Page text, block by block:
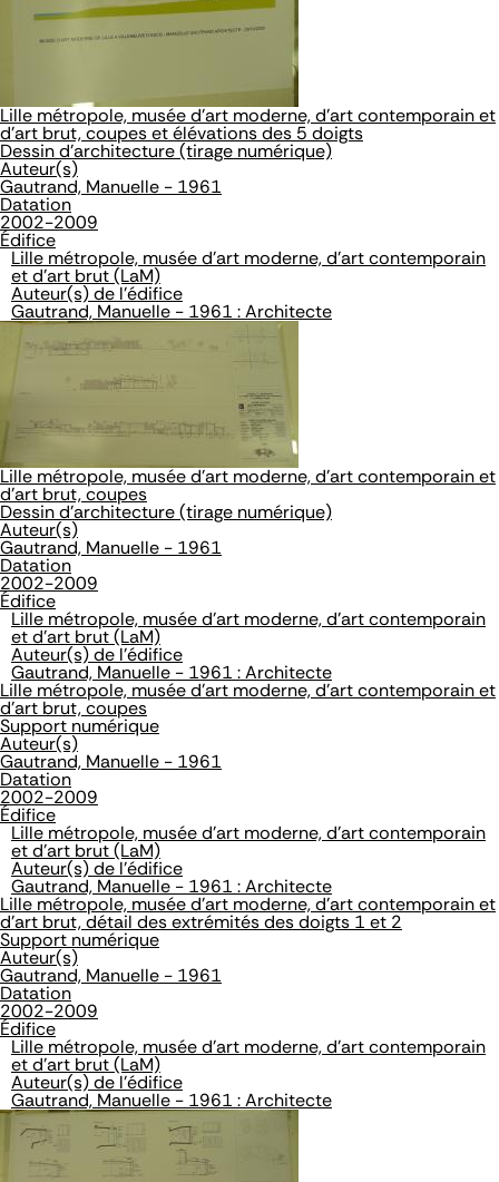
Lille métropole, musée d'art moderne, d'art contemporain et
d'art brut, coupes et élévations des 5 doigts
Dessin d'architecture (tirage numérique)
Auteur(s)
Gautrand, Manuelle - 1961
Datation
2002-2009
Édifice
Lille métropole, musée d'art moderne, d'art contemporain
et d'art brut (LaM)
Auteur(s) de l'édifice
Gautrand, Manuelle - 1961 : Architecte
Lille métropole, musée d'art moderne, d'art contemporain et
d'art brut, coupes
Dessin d'architecture (tirage numérique)
Auteur(s)
Gautrand, Manuelle - 1961
Datation
2002-2009
Édifice
Lille métropole, musée d'art moderne, d'art contemporain
et d'art brut (LaM)
Auteur(s) de l'édifice
Gautrand, Manuelle - 1961 : Architecte
Lille métropole, musée d'art moderne, d'art contemporain et
d'art brut, coupes
Support numérique
Auteur(s)
Gautrand, Manuelle - 1961
Datation
2002-2009
Édifice
Lille métropole, musée d'art moderne, d'art contemporain
et d'art brut (LaM)
Auteur(s) de l'édifice
Gautrand, Manuelle - 1961 : Architecte
Lille métropole, musée d'art moderne, d'art contemporain et
d'art brut, détail des extrémités des doigts 1 et 2
Support numérique
Auteur(s)
Gautrand, Manuelle - 1961
Datation
2002-2009
Édifice
Lille métropole, musée d'art moderne, d'art contemporain
et d'art brut (LaM)
Auteur(s) de l'édifice
Gautrand, Manuelle - 1961 : Architecte